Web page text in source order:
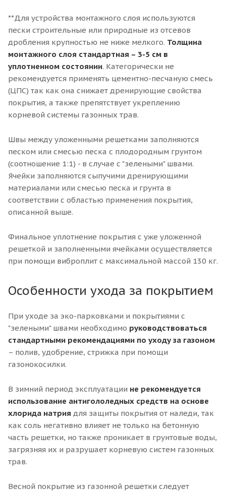
**Для устройства монтажного слоя используются
пески строительные или природные из отсевов
дробления крупностью не ниже мелкого. Толщина
монтажного слоя стандартная – 3-5 см в
уплотненном состоянии. Категорически не
рекомендуется применять цементно-песчаную смесь
(ЦПС) так как она снижает дренирующие свойства
покрытия, а также препятствует укреплению
корневой системы газонных трав.
Швы между уложенными решетками заполняются
песком или смесью песка с плодородным грунтом
(соотношение 1:1) - в случае с "зелеными" швами.
Ячейки заполняются сыпучими дренирующими
материалами или смесью песка и грунта в
соответствии с областью применения покрытия,
описанной выше.
Финальное уплотнение покрытия с уже уложенной
решеткой и заполненными ячейками осуществляется
при помощи виброплит с максимальной массой 130 кг.
Особенности ухода за покрытием
При уходе за эко-парковками и покрытиями с
"зелеными" швами необходимо руководствоваться
стандартными рекомендациями по уходу за газоном
– полив, удобрение, стрижка при помощи
газонокосилки.
В зимний период эксплуатации не рекомендуется
использование антигололедных средств на основе
хлорида натрия для защиты покрытия от наледи, так
как соль негативно влияет не только на бетонную
часть решетки, но также проникает в грунтовые воды,
загрязняя их и разрушает корневую систем газонных
трав.
Весной покрытие из газонной решетки следует